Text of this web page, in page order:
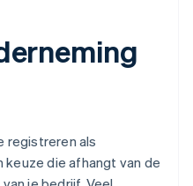
registreren als
die afhangt van de